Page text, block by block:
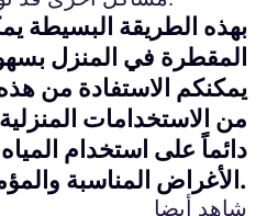
بهذه الطريقة البسيطة
المقطرة في المنزل
يمكنكم الاستفادة من
من الاستخدامات
دائماً على استخدام
الأغراض المناسبة والمؤمنة.
شاهد أيضا